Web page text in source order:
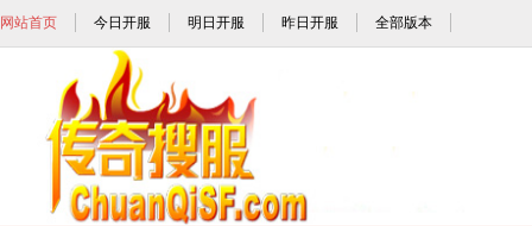
网站首页 今日开服 明日开服 昨日开服 全部版本